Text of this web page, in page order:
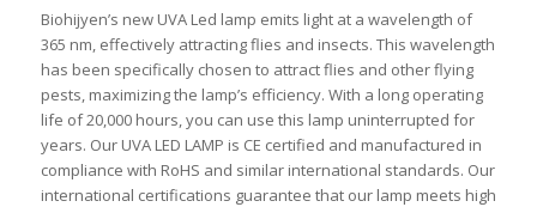
Biohijyen’s new UVA Led lamp emits light at a wavelength of
365 nm, effectively attracting flies and insects. This wavelength
has been specifically chosen to attract flies and other flying
pests, maximizing the lamp’s efficiency. With a long operating
life of 20,000 hours, you can use this lamp uninterrupted for
years. Our UVA LED LAMP is CE certified and manufactured in
compliance with RoHS and similar international standards. Our
international certifications guarantee that our lamp meets high